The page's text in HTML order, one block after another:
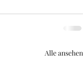
Alle ansehen